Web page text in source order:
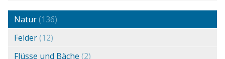
Natur(136)
Felder(12)
Flüsse und Bäche (2)